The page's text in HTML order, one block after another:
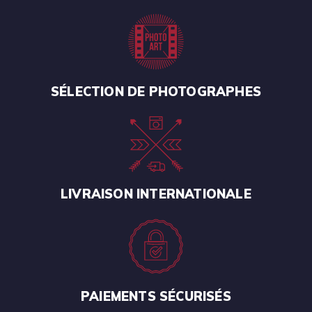
SÉLECTION DE PHOTOGRAPHES
LIVRAISON INTERNATIONALE
PAIEMENTS SÉCURISÉS